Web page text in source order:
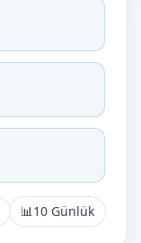
📊10 Günlük